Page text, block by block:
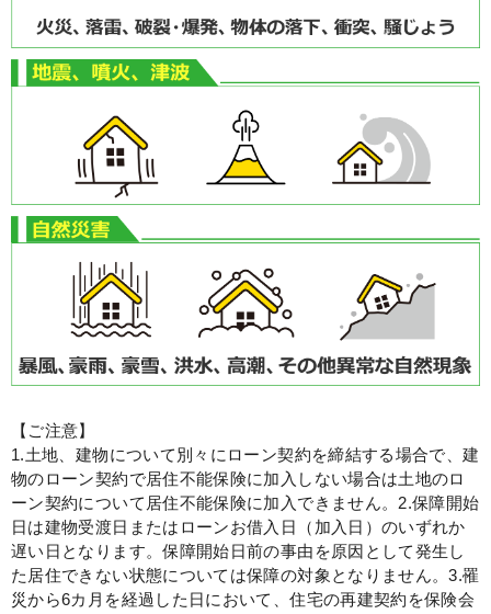
【ご注意】
1.土地、建物について別々にローン契約を締結する場合で、建
物のローン契約で居住不能保険に加入しない場合は土地のロ
ーン契約について居住不能保険に加入できません。2.保障開始
日は建物受渡日またはローンお借入日（加入日）のいずれか
遅い日となります。保障開始日前の事由を原因として発生し
た居住できない状態については保障の対象となりません。3.罹
災から6カ月を経過した日において、住宅の再建契約を保険会